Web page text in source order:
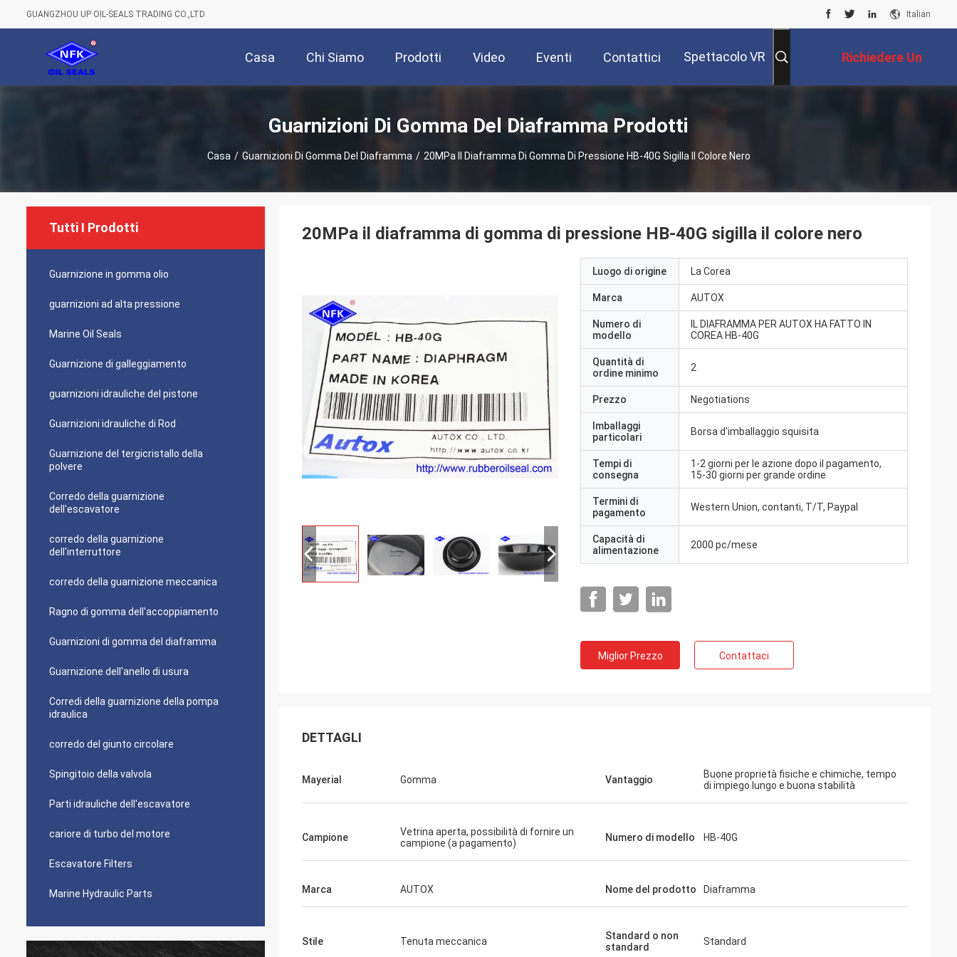
GUANGZHOU UP OIL-SEALS TRADING CO.,LTD Italian
Casa Chi Siamo Prodotti Video Eventi Contattici Spettacolo VR Richiedere Un
Preventivo
Guarnizioni Di Gomma Del Diaframma Prodotti
Casa / Guarnizioni Di Gomma Del Diaframma / 20MPa Il Diaframma Di Gomma Di Pressione HB-40G Sigilla Il Colore Nero
Tutti I Prodotti
Guarnizione in gomma olio
guarnizioni ad alta pressione
Marine Oil Seals
Guarnizione di galleggiamento
guarnizioni idrauliche del pistone
Guarnizioni idrauliche di Rod
Guarnizione del tergicristallo della
polvere
Corredo della guarnizione
dell'escavatore
corredo della guarnizione
dell'interruttore
corredo della guarnizione meccanica
Ragno di gomma dell'accoppiamento
Guarnizioni di gomma del diaframma
Guarnizione dell'anello di usura
Corredi della guarnizione della pompa
idraulica
corredo del giunto circolare
Spingitoio della valvola
Parti idrauliche dell'escavatore
cariore di turbo del motore
Escavatore Filters
Marine Hydraulic Parts
20MPa il diaframma di gomma di pressione HB-40G sigilla il colore nero
Luogo di origine La Corea
Marca AUTOX
Numero di
modello
IL DIAFRAMMA PER AUTOX HA FATTO IN
COREA HB-40G
Quantità di
ordine minimo
2
Prezzo Negotiations
Imballaggi
particolari
Borsa d'imballaggio squisita
Tempi di
consegna
1-2 giorni per le azione dopo il pagamento,
15-30 giorni per grande ordine
Termini di
pagamento
Western Union, contanti, T/T, Paypal
Capacità di
alimentazione
2000 pc/mese
Miglior Prezzo Contattaci
DETTAGLI
Mayerial Gomma Vantaggio
Buone proprietà fisiche e chimiche, tempo
di impiego lungo e buona stabilità
Campione
Vetrina aperta, possibilità di fornire un
campione (a pagamento)
Numero di modello HB-40G
Marca AUTOX Nome del prodotto Diaframma
Stile Tenuta meccanica
Standard o non
standard
Standard